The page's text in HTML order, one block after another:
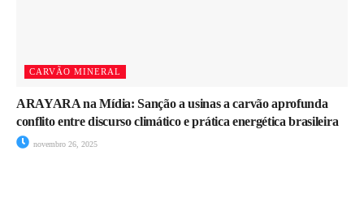
CARVÃO MINERAL
ARAYARA na Mídia: Sanção a usinas a carvão aprofunda
conflito entre discurso climático e prática energética brasileira
novembro 26, 2025